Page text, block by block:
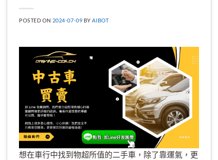
POSTED ON 2024-07-09 BY AIBOT
想在車行中找到物超所值的二手車，除了靠運氣，更